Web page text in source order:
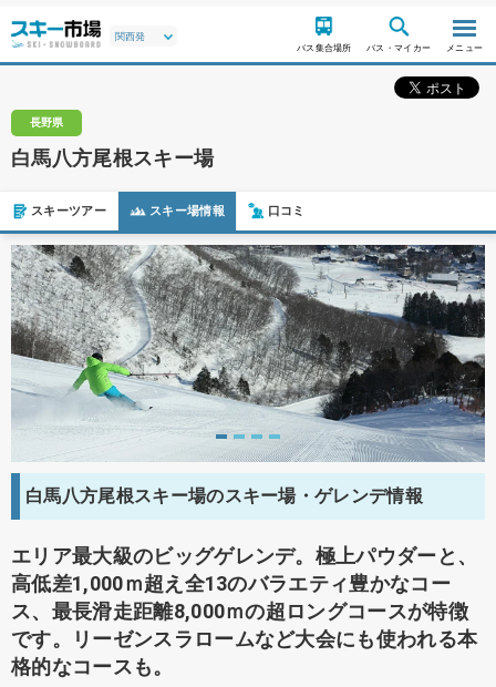
バス集合場所 バス・マイカー メニュー
長野県
白馬八方尾根スキー場
スキーツアー スキー場情報 口コミ
白馬八方尾根スキー場のスキー場・ゲレンデ情報
エリア最大級のビッグゲレンデ。極上パウダーと、
高低差1,000ｍ超え全13のバラエティ豊かなコー
ス、最長滑走距離8,000ｍの超ロングコースが特徴
です。リーゼンスラロームなど大会にも使われる本
格的なコースも。